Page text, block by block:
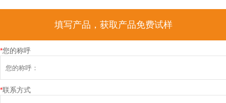
填写产品，获取产品免费试样
*您的称呼
*联系方式